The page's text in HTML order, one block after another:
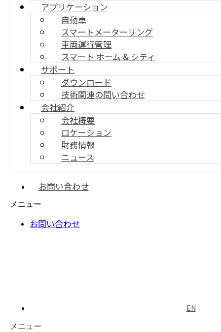
アプリケーション
自動車
スマートメーターリング
車両運行管理
スマート ホーム & シティ
サポート
ダウンロード
技術関連の問い合わせ
会社紹介
会社概要
ロケーション
財務情報
ニュース
お問い合わせ
メニュー
お問い合わせ
EN
メニュー
アプリケーション
ョンは非常に効率であるし、低費用でシステムを構築できるよ
うにサポートしてお客様の製品のサービスをより強くしてあげ